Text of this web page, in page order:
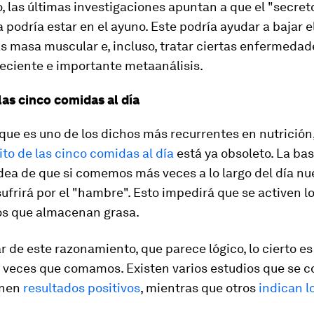
las últimas investigaciones apuntan a que el
podría estar en el ayuno. Este podría ayudar a bajar
masa muscular e, incluso, tratar ciertas
e importante metaanálisis.
cinco comidas al día
es uno de los dichos más recurrentes en
de las cinco comidas al día está ya obsoleto. La
de que si comemos más veces a lo largo del día
por el "hambre". Esto impedirá que se activen
que almacenan grasa.
de este razonamiento, que parece lógico, lo cierto
que comamos. Existen varios estudios que se
resultados positivos, mientras que otros indican